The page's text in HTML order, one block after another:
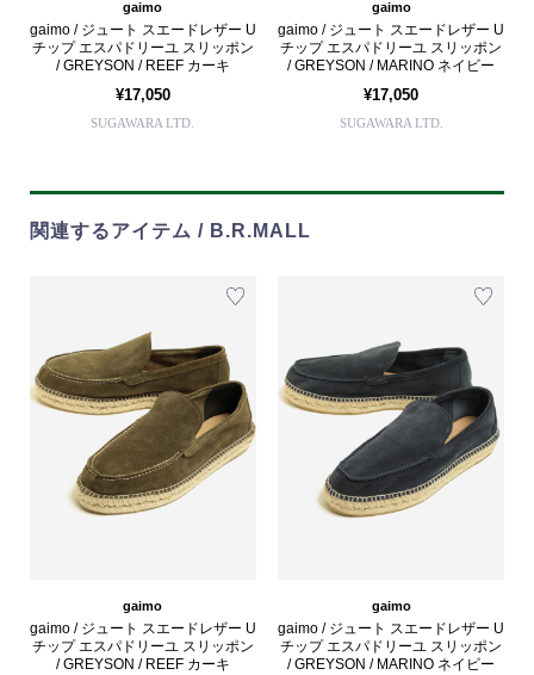
gaimo
gaimo / ジュート スエードレザー U
チップ エスパドリーユ スリッポン
/ GREYSON / REEF カーキ
¥17,050
SUGAWARA LTD.
gaimo
gaimo / ジュート スエードレザー U
チップ エスパドリーユ スリッポン
/ GREYSON / MARINO ネイビー
¥17,050
SUGAWARA LTD.
関連するアイテム / B.R.MALL
gaimo
gaimo / ジュート スエードレザー U
チップ エスパドリーユ スリッポン
/ GREYSON / REEF カーキ
gaimo
gaimo / ジュート スエードレザー U
チップ エスパドリーユ スリッポン
/ GREYSON / MARINO ネイビー